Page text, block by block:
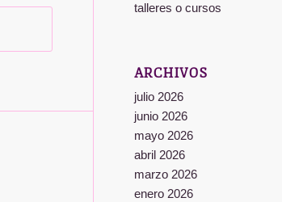
talleres o cursos
ARCHIVOS
julio 2026
junio 2026
mayo 2026
abril 2026
marzo 2026
enero 2026